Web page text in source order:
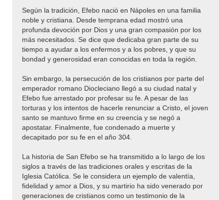
Según la tradición, Efebo nació en Nápoles en una familia
noble y cristiana. Desde temprana edad mostró una
profunda devoción por Dios y una gran compasión por los
más necesitados. Se dice que dedicaba gran parte de su
tiempo a ayudar a los enfermos y a los pobres, y que su
bondad y generosidad eran conocidas en toda la región.
Sin embargo, la persecución de los cristianos por parte del
emperador romano Diocleciano llegó a su ciudad natal y
Efebo fue arrestado por profesar su fe. A pesar de las
torturas y los intentos de hacerle renunciar a Cristo, el joven
santo se mantuvo firme en su creencia y se negó a
apostatar. Finalmente, fue condenado a muerte y
decapitado por su fe en el año 304.
La historia de San Efebo se ha transmitido a lo largo de los
siglos a través de las tradiciones orales y escritas de la
Iglesia Católica. Se le considera un ejemplo de valentía,
fidelidad y amor a Dios, y su martirio ha sido venerado por
generaciones de cristianos como un testimonio de la